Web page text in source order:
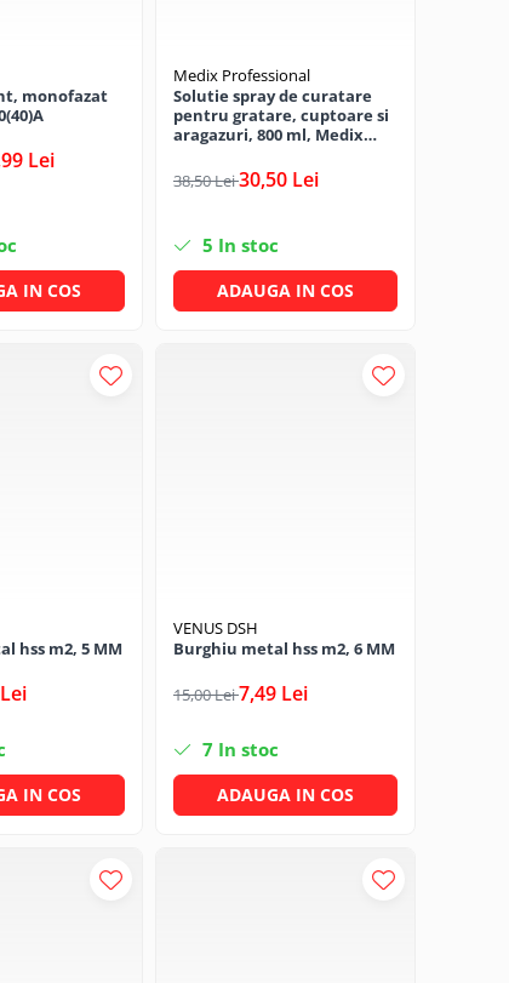
monofazat
Lei
IN COS
Medix Professional
Solutie spray de curatare
pentru gratare, cuptoare si
aragazuri, 800 ml, Medix
38,50 Lei30,50 Lei
5 In stoc
ADAUGA IN COS
hss m2, 5 MM
IN COS
VENUS DSH
Burghiu metal hss m2, 6 MM
15,00 Lei7,49 Lei
7 In stoc
ADAUGA IN COS